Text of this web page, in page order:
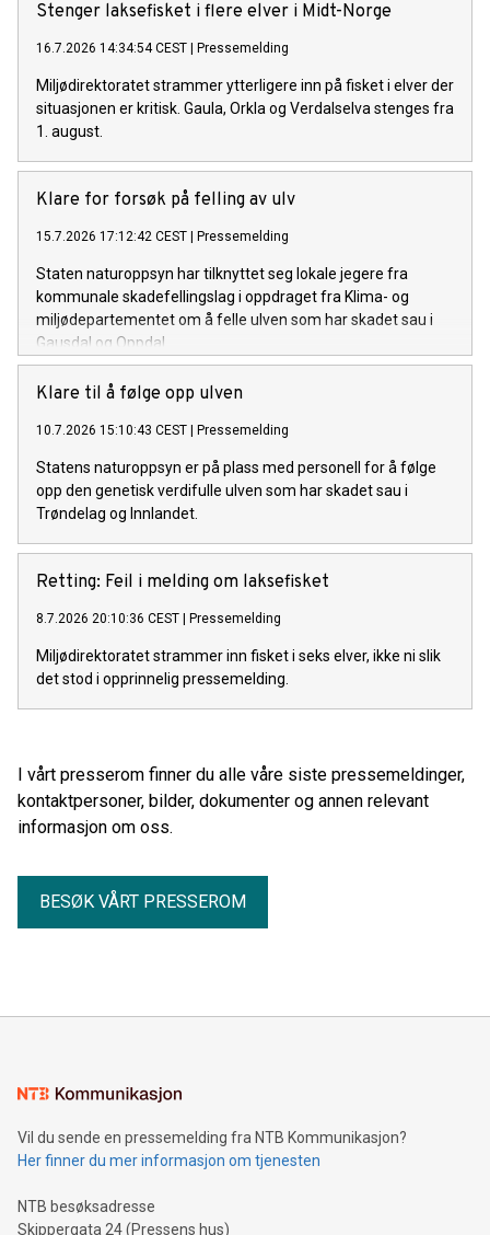
Stenger laksefisket i flere elver i Midt-Norge
16.7.2026 14:34:54 CEST Pressemelding
Miljødirektoratet strammer ytterligere inn på fisket i elver der
situasjonen er kritisk. Gaula, Orkla og Verdalselva stenges fra
1. august.
Klare for forsøk på felling av ulv
15.7.2026 17:12:42 CEST Pressemelding
Staten naturoppsyn har tilknyttet seg lokale jegere fra
kommunale skadefellingslag i oppdraget fra Klima- og
miljødepartementet om å felle ulven som har skadet sau i
Gausdal og Oppdal.
Klare til å følge opp ulven
10.7.2026 15:10:43 CEST Pressemelding
Statens naturoppsyn er på plass med personell for å følge
opp den genetisk verdifulle ulven som har skadet sau i
Trøndelag og Innlandet.
Retting: Feil i melding om laksefisket
8.7.2026 20:10:36 CEST Pressemelding
Miljødirektoratet strammer inn fisket i seks elver, ikke ni slik
det stod i opprinnelig pressemelding.
I vårt presserom finner du alle våre siste pressemeldinger,
kontaktpersoner, bilder, dokumenter og annen relevant
informasjon om oss.
BESØK VÅRT PRESSEROM
Vil du sende en pressemelding fra NTB Kommunikasjon?
Her finner du mer informasjon om tjenesten
NTB besøksadresse
Skippergata 24 (Pressens hus)